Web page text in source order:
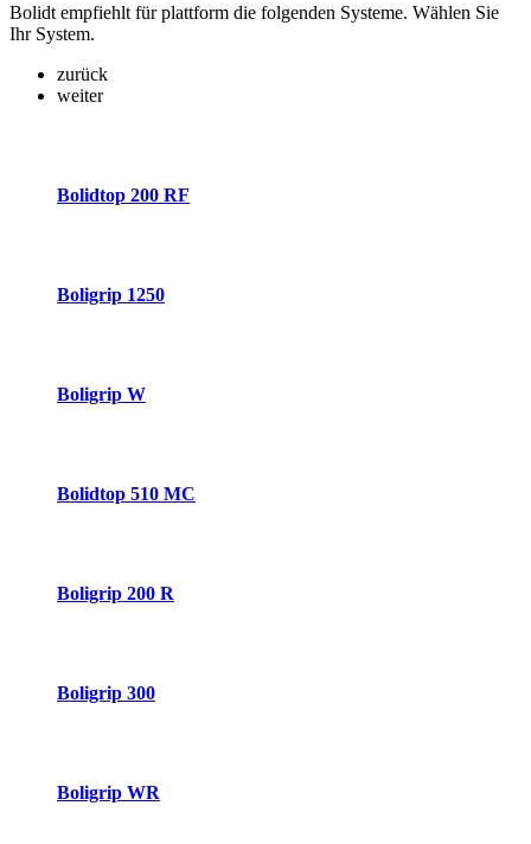
Bolidt empfiehlt für plattform die folgenden Systeme. Wählen Sie
Ihr System.
zurück
weiter
Bolidtop 200 RF
Boligrip 1250
Boligrip W
Bolidtop 510 MC
Boligrip 200 R
Boligrip 300
Boligrip WR